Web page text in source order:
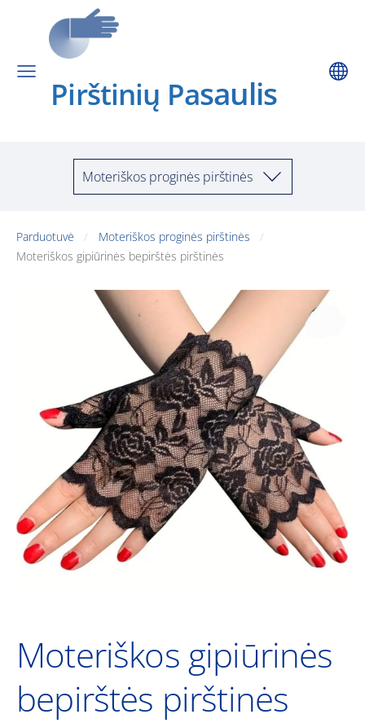
Pirštinių Pasaulis
Moteriškos proginės pirštinės
Parduotuvė
Moteriškos proginės pirštinės
Moteriškos gipiūrinės bepirštės pirštinės
Moteriškos gipiūrinės
bepirštės pirštinės